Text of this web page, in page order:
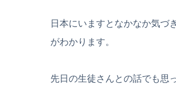
日本にいますとなかなか気づ
がわかります。
先日の生徒さんとの話でも思